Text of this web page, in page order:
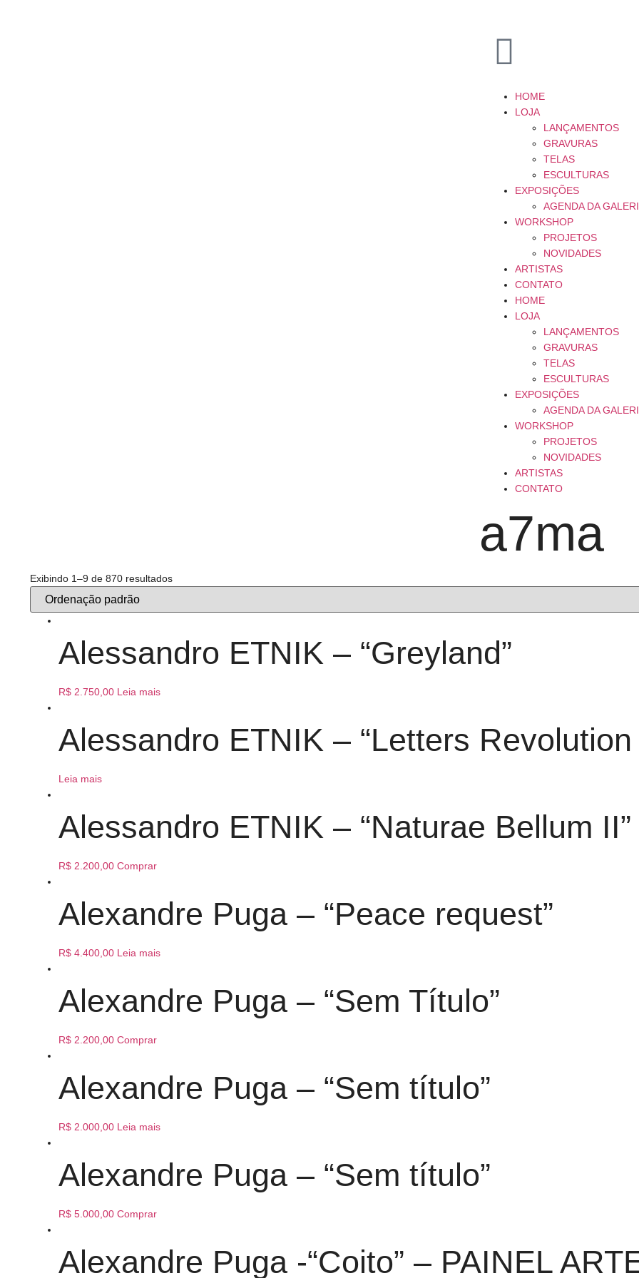
HOME
LOJA
LANÇAMENTOS
GRAVURAS
TELAS
ESCULTURAS
EXPOSIÇÕES
AGENDA DA
WORKSHOP
PROJETOS
NOVIDADES
ARTISTAS
CONTATO
HOME
LOJA
LANÇAMENTOS
GRAVURAS
TELAS
ESCULTURAS
EXPOSIÇÕES
AGENDA DA
WORKSHOP
PROJETOS
NOVIDADES
ARTISTAS
CONTATO
a7ma
Exibindo 1–9 de 870 resultados
Alessandro ETNIK – “Greyland”
R$ 2.750,00 Leia mais
Alessandro ETNIK – “Letters Revolution
Leia mais
Alessandro ETNIK – “Naturae Bellum II”
R$ 2.200,00 Comprar
Alexandre Puga – “Peace request”
R$ 4.400,00 Leia mais
Alexandre Puga – “Sem Título”
R$ 2.200,00 Comprar
Alexandre Puga – “Sem título”
R$ 2.000,00 Leia mais
Alexandre Puga – “Sem título”
R$ 5.000,00 Comprar
Alexandre Puga -“Coito” – PAINEL